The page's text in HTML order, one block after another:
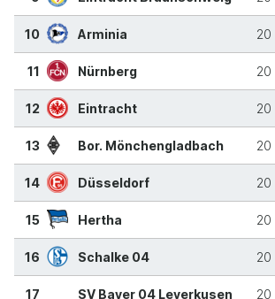
10 Arminia 20
11 Nürnberg 20
12 Eintracht 20
13 Bor. Mönchengladbach 20
14 Düsseldorf 20
15 Hertha 20
16 Schalke 04 20
17 SV Bayer 04 Leverkusen 20